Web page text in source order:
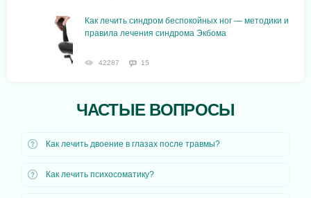
Как лечить синдром беспокойных ног — методики и
правила лечения синдрома Экбома
42287 15
ЧАСТЫЕ ВОПРОСЫ
Как лечить двоение в глазах после травмы?
Как лечить психосоматику?